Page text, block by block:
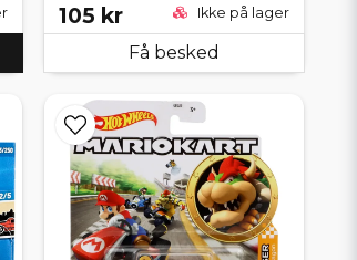
105 kr Ikke på lager
Få besked